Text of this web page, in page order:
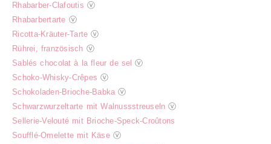
Rhabarber-Clafoutis ⓥ
Rhabarbertarte ⓥ
Ricotta-Kräuter-Tarte ⓥ
Rührei, französisch ⓥ
Sablés chocolat à la fleur de sel ⓥ
Schoko-Whisky-Crêpes ⓥ
Schokoladen-Brioche-Babka ⓥ
Schwarzwurzeltarte mit Walnussstreuseln ⓥ
Sellerie-Velouté mit Brioche-Speck-Croûtons
Soufflé-Omelette mit Käse ⓥ